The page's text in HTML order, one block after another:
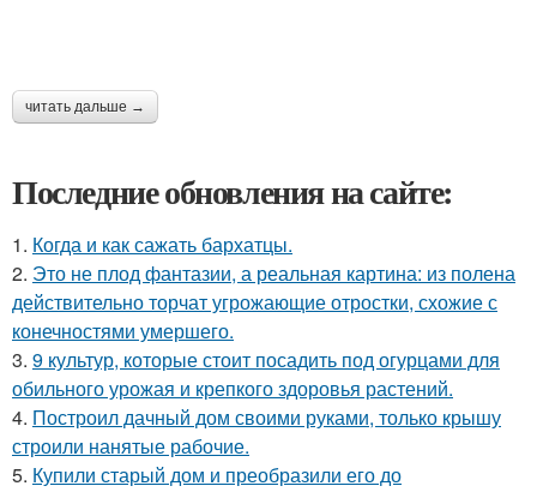
читать дальше →
Последние обновления на сайте:
1. Когда и как сажать бархатцы.
2. Это не плод фантазии, а реальная картина: из полена
действительно торчат угрожающие отростки, схожие с
конечностями умершего.
3. 9 культур, которые стоит посадить под огурцами для
обильного урожая и крепкого здоровья растений.
4. Построил дачный дом своими руками, только крышу
строили нанятые рабочие.
5. Купили старый дом и преобразили его до